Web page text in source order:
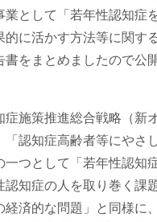
業として「若年性認知症
的に活かす方法等に関す
書をまとめましたので公
症施策推進総合戦略（新
「認知症高齢者等にやさ
一つとして「若年性認知
認知症の人を取り巻く課
経済的な問題」と同様に